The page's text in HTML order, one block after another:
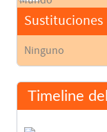
Sustituciones
Ninguno
Timeline